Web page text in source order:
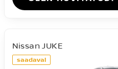
saadaval
Nissan JUKE